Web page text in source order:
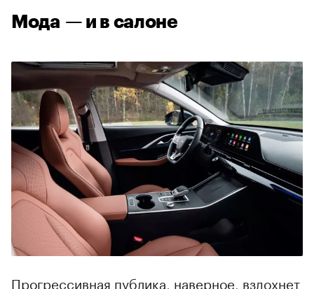
Мода — и в салоне
Прогрессивная публика, наверное, вздохнет